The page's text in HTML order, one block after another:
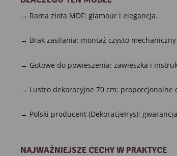
→ Rama złota MDF: glamour i elegancja.
→ Brak zasilania: montaż czysto
→ Gotowe do powieszenia: zawieszka i
→ Lustro dekoracyjne 70 cm: proporcjonalne
→ Polski producent (DekoracjeIrys):
NAJWAŻNIEJSZE CECHY W PRAKTYCE